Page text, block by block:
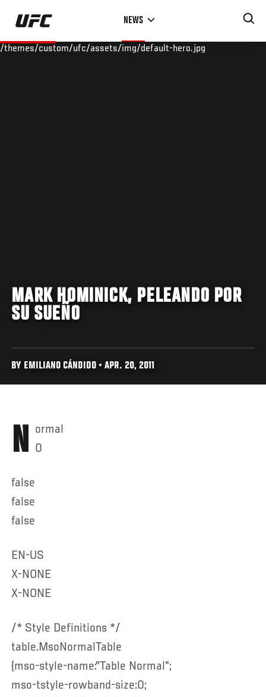
Skip
main
NEWS
/themes/custom/ufc/assets/img/default-hero.jpg
MARK HOMINICK, PELEANDO POR
SU SUEÑO
BY EMILIANO CÁNDIDO • APR. 20, 2011
Normal
0
false
false
false
EN-US
X-NONE
X-NONE
/* Style Definitions */
table.MsoNormalTable
{mso-style-name:"Table Normal";
mso-tstyle-rowband-size:0;